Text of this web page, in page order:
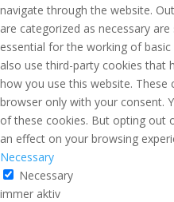
navigate through the website.
are categorized as necessary
essential for the working of
also use third-party cookies that
how you use this website.
browser only with your consent.
of these cookies. But opting out
an effect on your browsing
Necessary
Necessary
immer aktiv